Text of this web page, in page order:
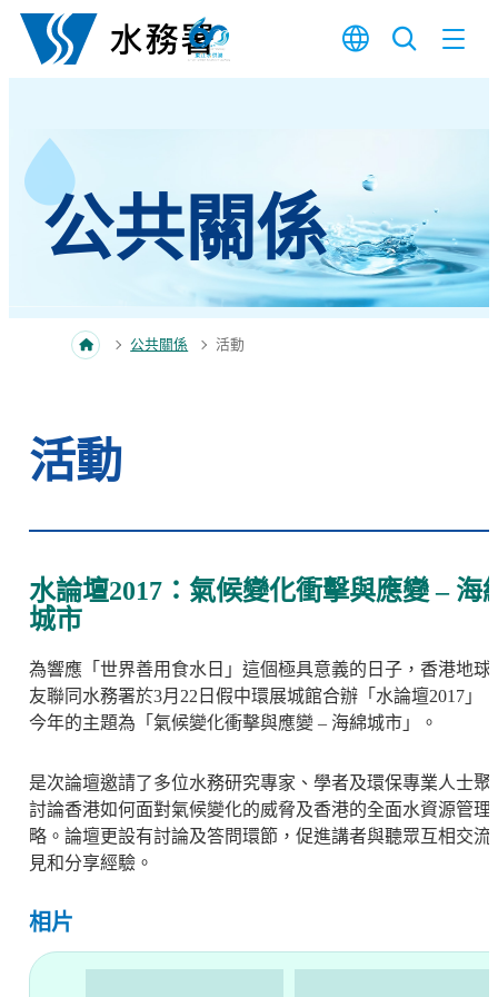
跳至內容
公共關係
公共關係 活動
活動
水論壇2017：氣候變化衝擊與應變 – 海
城市
為響應「世界善用食水日」這個極具意義的日子，香港地球
友聯同水務署於3月22日假中環展城館合辦「水論壇2017」
今年的主題為「氣候變化衝擊與應變 – 海綿城市」。
是次論壇邀請了多位水務研究專家、學者及環保專業人士聚
討論香港如何面對氣候變化的威脅及香港的全面水資源管理
略。論壇更設有討論及答問環節，促進講者與聽眾互相交流
見和分享經驗。
相片